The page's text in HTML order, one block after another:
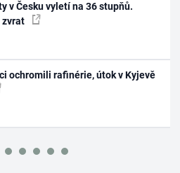
v Česku vyletí na 36 stupňů.
zvrat
ochromili rafinérie, útok v Kyjevě